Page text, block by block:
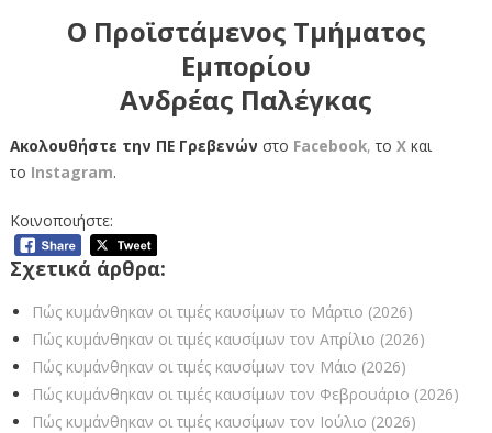
Ο Προϊστάμενος Τμήματος
Εμπορίου
Ανδρέας Παλέγκας
Ακολουθήστε την ΠΕ Γρεβενών στο Facebook, το Χκαι
το Instagram.
Κοινοποιήστε:
Σχετικά άρθρα:
Πώς κυμάνθηκαν οι τιμές καυσίμων το Μάρτιο (2026)
Πώς κυμάνθηκαν οι τιμές καυσίμων τον Απρίλιο (2026)
Πώς κυμάνθηκαν οι τιμές καυσίμων τον Μάιο (2026)
Πώς κυμάνθηκαν οι τιμές καυσίμων τον Φεβρουάριο (2026)
Πώς κυμάνθηκαν οι τιμές καυσίμων τον Ιούλιο (2026)